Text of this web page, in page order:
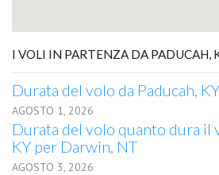
I VOLI IN PARTENZA DA PADUCAH,
Durata del volo da Paducah,
AGOSTO 1, 2026
Durata del volo quanto dura il
KY per Darwin, NT
AGOSTO 3, 2026